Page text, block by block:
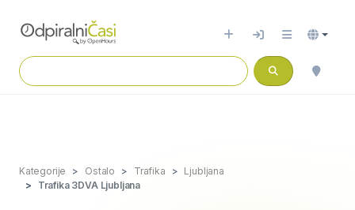
Kategorije Ostalo Trafika
Ljubljana
Trafika 3DVA Ljubljana